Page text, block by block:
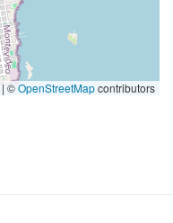
| ©OpenStreetMapcontributors